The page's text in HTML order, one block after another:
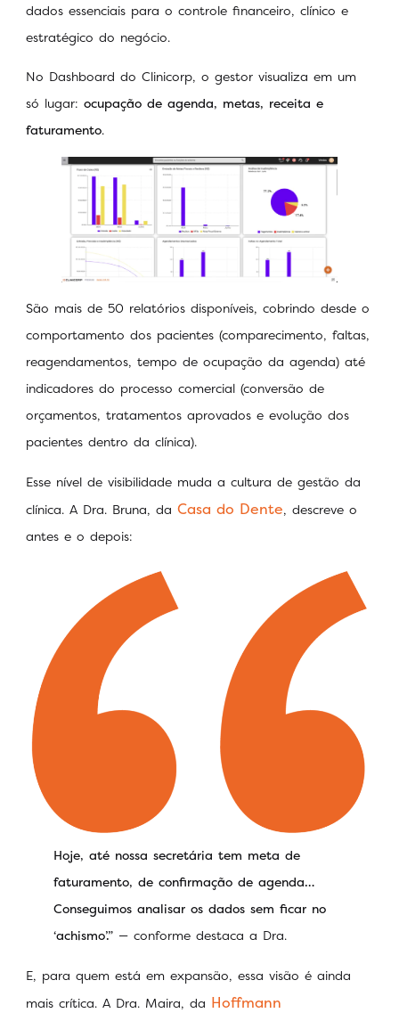
dados essenciais para o controle financeiro, clínico e
estratégico do negócio.
No Dashboard do Clinicorp, o gestor visualiza em um
só lugar: ocupação de agenda, metas, receita e
faturamento.
São mais de 50 relatórios disponíveis, cobrindo desde o
comportamento dos pacientes (comparecimento, faltas,
reagendamentos, tempo de ocupação da agenda) até
indicadores do processo comercial (conversão de
orçamentos, tratamentos aprovados e evolução dos
pacientes dentro da clínica).
Esse nível de visibilidade muda a cultura de gestão da
clínica. A Dra. Bruna, da Casa do Dente, descreve o
antes e o depois:
Hoje, até nossa secretária tem meta de
faturamento, de confirmação de agenda…
Conseguimos analisar os dados sem ficar no
‘achismo’.” — conforme destaca a Dra.
E, para quem está em expansão, essa visão é ainda
mais crítica. A Dra. Maira, da Hoffmann